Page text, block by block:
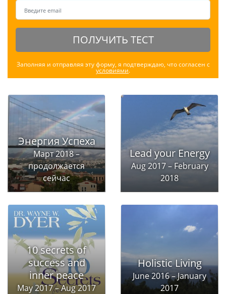
ПОЛУЧИТЬ ТЕСТ
Заполняя и отправляя эту форму, я подтверждаю, что согласен с
условиями.
Энергия Успеха
Март 2018 –
продолжается
сейчас
Lead your Energy
Aug 2017 – February
2018
10 secrets of
success and
inner peace
May 2017 – Aug 2017
Holistic Living
June 2016 – January
2017